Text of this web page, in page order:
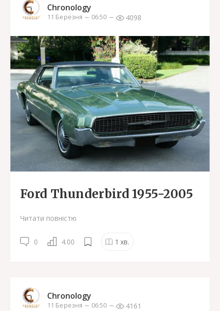
Chronology
11 Березня 06:50 4098
Ford Thunderbird 1955-2005
Читати повністю
0 4.00 1 хв.
Chronology
11 Березня 06:50 4161